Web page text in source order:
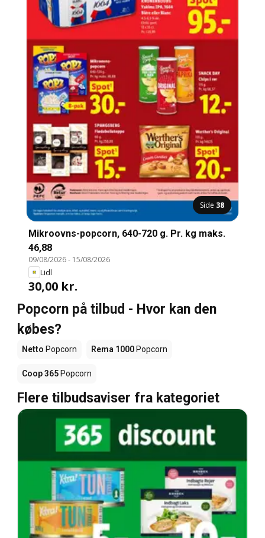
Side 38
Mikroovns-popcorn, 640-720 g. Pr. kg maks.
46,88
09/08/2026- 15/08/2026
Lidl
30,00 kr.
Popcorn på tilbud - Hvor kan den
købes?
Netto Popcorn Rema 1000 Popcorn
Coop 365 Popcorn
Flere tilbudsaviser fra kategoriet